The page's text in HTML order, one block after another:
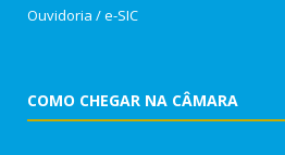
Ouvidoria /e-SIC
COMO CHEGAR NA CÂMARA